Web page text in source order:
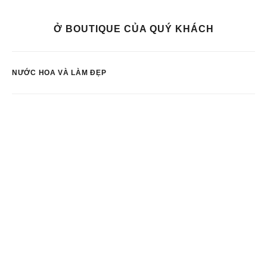
Ở BOUTIQUE CỦA QUÝ KHÁCH
NƯỚC HOA VÀ LÀM ĐẸP